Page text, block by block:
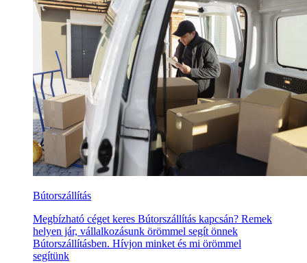
Bútorszállítás
Megbízható céget keres Bútorszállítás kapcsán? Remek
helyen jár, vállalkozásunk örömmel segít önnek
Bútorszállításben. Hívjon minket és mi örömmel
segítünk